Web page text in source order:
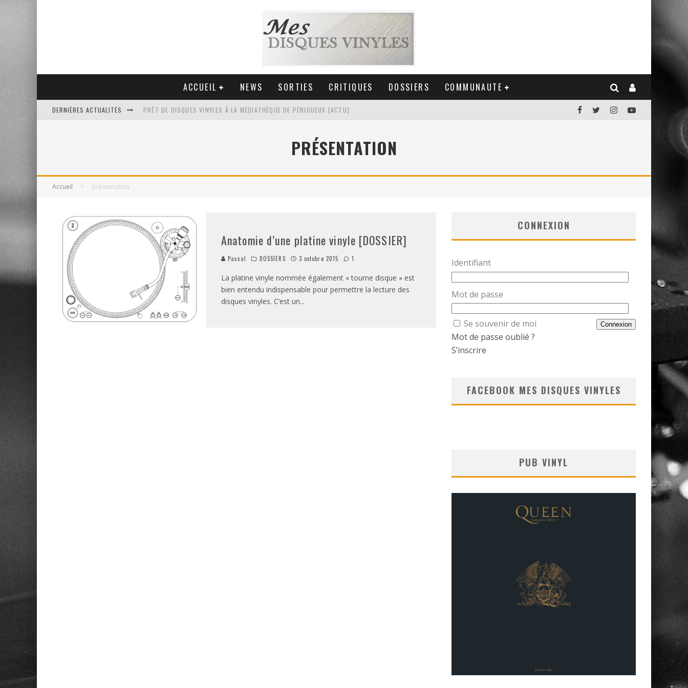
ACCUEIL NEWS SORTIES CRITIQUES DOSSIERS COMMUNAUTE
DERNIÈRES ACTUALITÉS PRÊT DE DISQUES VINYLES À LA MÉDIATHÈQUE DE PÉRIGUEUX [ACTU]
VENTE AUX ENCHÈRES D'UNE COLLECTION DE 6000 VINYLESPRÉSENTATION
Accueil présentation
Anatomie d’une platine vinyle [DOSSIER]
Pascal DOSSIERS 3 octobre 2015 1
La platine vinyle nommée également « tourne disque » est
bien entendu indispensable pour permettre la lecture des
disques vinyles. C’est un...
CONNEXION
Identifiant
Mot de passe
Se souvenir de moi
Mot de passe oublié ?
S’inscrire
FACEBOOK MES DISQUES VINYLES
PUB VINYL